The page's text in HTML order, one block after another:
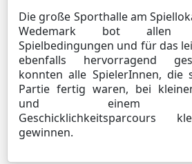
Die große Sporthalle am
Wedemark bot allen
Spielbedingungen und für das
ebenfalls hervorragend
konnten alle SpielerInnen, die
Partie fertig waren, bei
und einem
Geschicklichkeitsparcours
gewinnen.